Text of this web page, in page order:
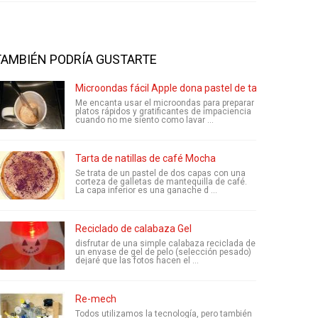
PODRÍA GUSTARTE
Microondas fácil Apple dona pastel de taza
Me encanta usar el microondas para preparar
platos rápidos y gratificantes de impaciencia
cuando no me siento como lavar ...
Tarta de natillas de café Mocha
Se trata de un pastel de dos capas con una
corteza de galletas de mantequilla de café.
La capa inferior es una ganache d ...
Reciclado de calabaza Gel
disfrutar de una simple calabaza reciclada de
un envase de gel de pelo (selección pesado)
dejaré que las fotos hacen el ...
Re-mech
Todos utilizamos la tecnología, pero también